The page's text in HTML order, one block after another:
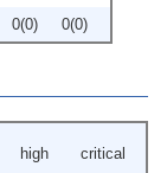
0(0) 0(0)
high critical